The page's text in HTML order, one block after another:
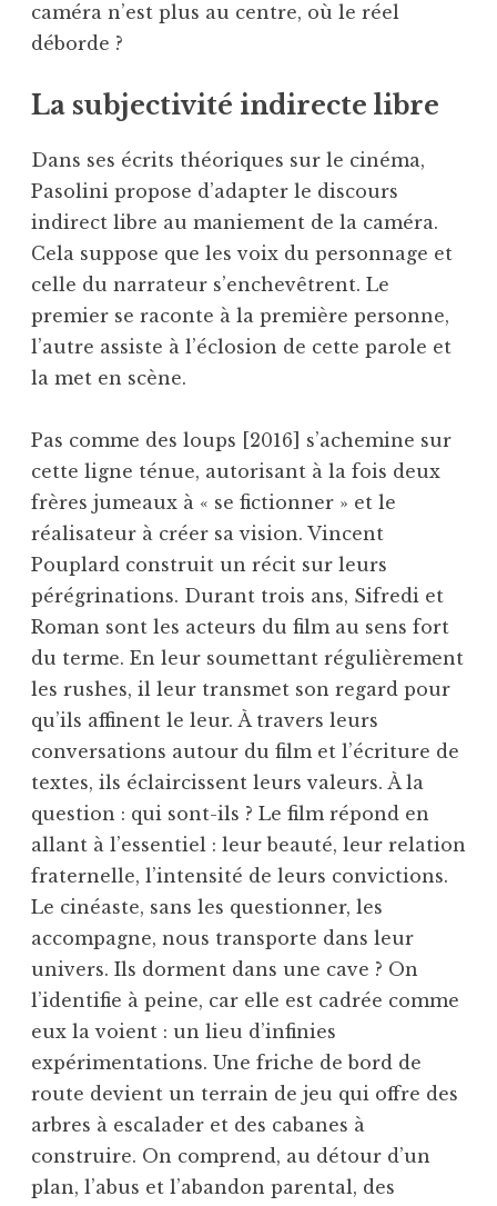
caméra n’est plus au centre, où le réel
déborde ?
La subjectivité indirecte libre
Dans ses écrits théoriques sur le cinéma,
Pasolini propose d’adapter le discours
indirect libre au maniement de la caméra.
Cela suppose que les voix du personnage et
celle du narrateur s’enchevêtrent. Le
premier se raconte à la première personne,
l’autre assiste à l’éclosion de cette parole et
la met en scène.
Pas comme des loups [2016] s’achemine sur
cette ligne ténue, autorisant à la fois deux
frères jumeaux à « se fictionner » et le
réalisateur à créer sa vision. Vincent
Pouplard construit un récit sur leurs
pérégrinations. Durant trois ans, Sifredi et
Roman sont les acteurs du film au sens fort
du terme. En leur soumettant régulièrement
les rushes, il leur transmet son regard pour
qu’ils affinent le leur. À travers leurs
conversations autour du film et l’écriture de
textes, ils éclaircissent leurs valeurs. À la
question : qui sont-ils ? Le film répond en
allant à l’essentiel : leur beauté, leur relation
fraternelle, l’intensité de leurs convictions.
Le cinéaste, sans les questionner, les
accompagne, nous transporte dans leur
univers. Ils dorment dans une cave ? On
l’identifie à peine, car elle est cadrée comme
eux la voient : un lieu d’infinies
expérimentations. Une friche de bord de
route devient un terrain de jeu qui offre des
arbres à escalader et des cabanes à
construire. On comprend, au détour d’un
plan, l’abus et l’abandon parental, des